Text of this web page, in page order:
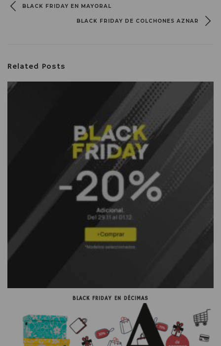
BLACK FRIDAY EN MAYORAL
BLACK FRIDAY DE COLCHONES AZNAR
Related Posts
BLACK FRIDAY EN DÉCIMAS